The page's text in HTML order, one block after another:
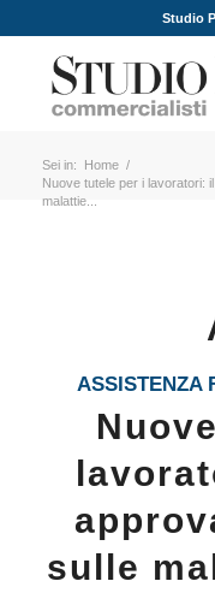
Studio
Sei in: Home /
Nuove tutele per i lavoratori:
malattie...
ASSISTENZA
sulle